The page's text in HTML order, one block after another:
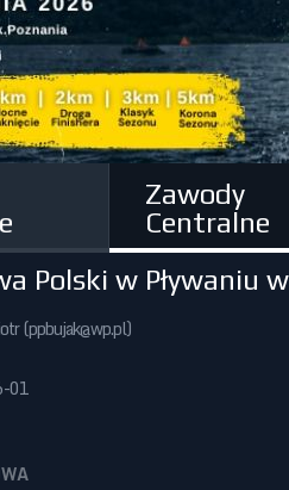
Zawody
Centralne
Polski w Pływaniu
(ppbujak@wp.pl)
01